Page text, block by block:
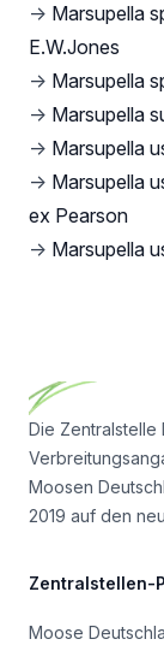
→ Marsupella
E.W.Jones
→ Marsupella
→ Marsupella
→ Marsupella
→ Marsupella
ex Pearson
→ Marsupella
Die Zentralstelle
Moosen
2019 auf den
Zentralstellen-
Moose